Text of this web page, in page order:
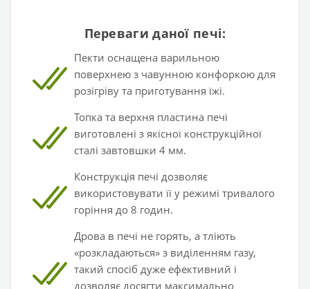
Переваги даної печі:
Пекти оснащена варильною
поверхнею з чавунною конфоркою для
розігріву та приготування їжі.
Топка та верхня пластина печі
виготовлені з якісної конструкційної
сталі завтовшки 4 мм.
Конструкція печі дозволяє
використовувати її у режимі тривалого
горіння до 8 годин.
Дрова в печі не горять, а тліють
«розкладаються» з виділенням газу,
такий спосіб дуже ефективний і
дозволяє досягти максимально